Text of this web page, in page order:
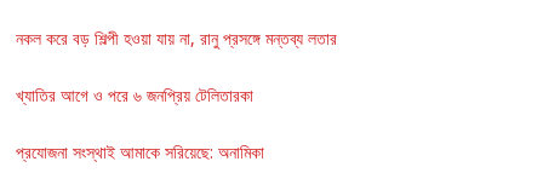
নকল করে বড় শিল্পী হওয়া যায় না, রানু প্রসঙ্গে মন্তব্য লতার
খ্যাতির আগে ও পরে ৬ জনপ্রিয় টেলিতারকা
প্রযোজনা সংস্থাই আমাকে সরিয়েছে: অনামিকা